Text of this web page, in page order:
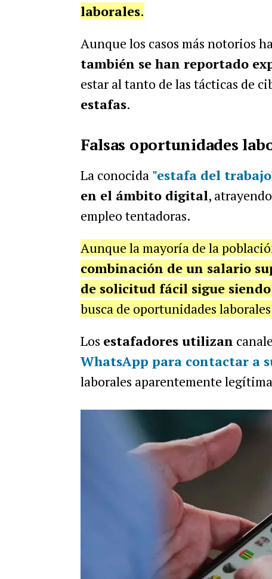
laborales.
Aunque los casos más notorios
también se han reportado
estar al tanto de las tácticas de
estafas.
Falsas oportunidades
La conocida "estafa del
en el ámbito digital,
empleo tentadoras.
Aunque la mayoría de la
combinación de un salario
de solicitud fácil sigue
busca de oportunidades
Los estafadores utilizan
WhatsApp para contactar a
laborales aparentemente